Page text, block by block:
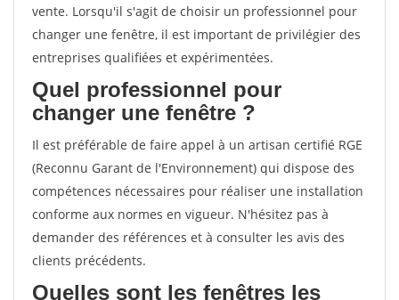
vente. Lorsqu'il s'agit de choisir un professionnel pour
changer une fenêtre, il est important de privilégier des
entreprises qualifiées et expérimentées.
Quel professionnel pour
changer une fenêtre ?
Il est préférable de faire appel à un artisan certifié RGE
(Reconnu Garant de l'Environnement) qui dispose des
compétences nécessaires pour réaliser une installation
conforme aux normes en vigueur. N'hésitez pas à
demander des références et à consulter les avis des
clients précédents.
Quelles sont les fenêtres les